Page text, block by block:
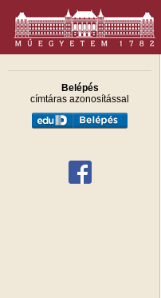
Belépés
címtáras azonosítással